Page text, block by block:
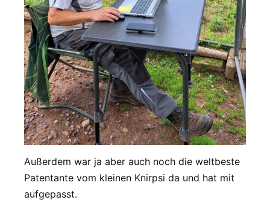
Außerdem war ja aber auch noch die weltbeste
Patentante vom kleinen Knirpsi da und hat mit
aufgepasst.